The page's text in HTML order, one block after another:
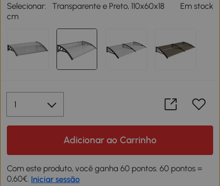
Selecionar:
Transparente e Preto, 110x60x18
cm
Em stock
Adicionar ao Carrinho
Com este produto, você ganha 60 pontos. 60 pontos =
0,60€. Iniciar sessão